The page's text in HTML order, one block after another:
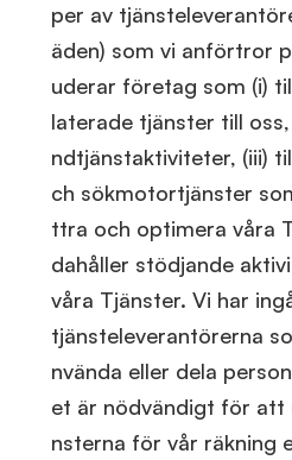
per av
äden) som vi anförtror
uderar företag som (i)
laterade tjänster till
ndtjänstaktiviteter, (iii)
ch sökmotortjänster
ttra och optimera våra
dahåller stödjande
våra Tjänster. Vi har
tjänsteleverantörerna
nvända eller dela
et är nödvändigt för att
nsterna för vår räkning